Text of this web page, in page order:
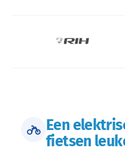
Een
fietsen